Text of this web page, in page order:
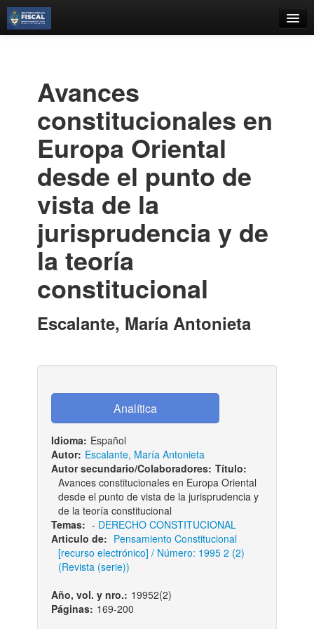
Estantes Virtuales
Contacto
Iniciar sesión
Avances
constitucionales en
Europa Oriental
desde el punto de
vista de la
jurisprudencia y de
la teoría
constitucional
Escalante, María Antonieta
Idioma: Español
Autor: Escalante, María Antonieta
Autor secundario/Colaboradores: Título:
Avances constitucionales en Europa Oriental
desde el punto de vista de la jurisprudencia y
de la teoría constitucional
Temas: - DERECHO CONSTITUCIONAL
Articulo de: Pensamiento Constitucional
[recurso electrónico] / Número: 1995 2 (2)
(Revista (serie))
Año, vol. y nro.: 19952(2)
Páginas: 169-200